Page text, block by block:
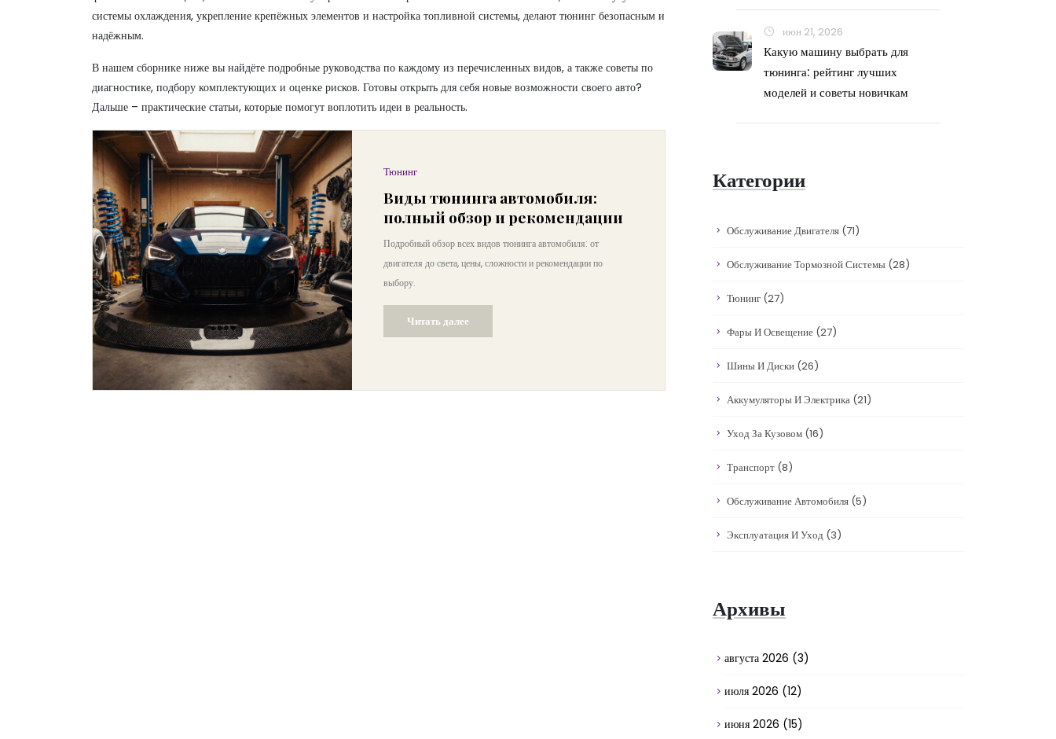
системы охлаждения, укрепление крепёжных элементов и настройка топливной системы, делают тюнинг безопасным и
надёжным.
В нашем сборнике ниже вы найдёте подробные руководства по каждому из перечисленных видов, а также советы по
диагностике, подбору комплектующих и оценке рисков. Готовы открыть для себя новые возможности своего авто?
Дальше – практические статьи, которые помогут воплотить идеи в реальность.
Тюнинг
Виды тюнинга автомобиля:
полный обзор и рекомендации
Подробный обзор всех видов тюнинга автомобиля: от
двигателя до света, цены, сложности и рекомендации по
выбору.
Читать далее
июн 21, 2026
Какую машину выбрать для
тюнинга: рейтинг лучших
моделей и советы новичкам
Категории
Обслуживание Двигателя (71)
Обслуживание Тормозной Системы (28)
Тюнинг (27)
Фары И Освещение (27)
Шины И Диски (26)
Аккумуляторы И Электрика (21)
Уход За Кузовом (16)
Транспорт (8)
Обслуживание Автомобиля (5)
Эксплуатация И Уход (3)
Архивы
августа 2026 (3)
июля 2026 (12)
июня 2026 (15)